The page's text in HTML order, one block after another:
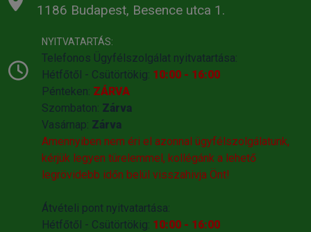
1186 Budapest, Besence utca 1.
NYITVATARTÁS:
Telefonos Ügyfélszolgálat nyitvatartása:
Hétfőtől - Csütörtökig: 10:00 - 16:00
Pénteken: ZÁRVA
Szombaton: Zárva
Vasárnap: Zárva
Amennyiben nem éri el azonnal ügyfélszolgálatunk,
kérjük legyen türelemmel, kollégánk a lehető
legrövidebb időn belül visszahivja Önt!
Átvételi pont nyitvatartása:
Hétfőtől - Csütörtökig: 10:00 - 16:00